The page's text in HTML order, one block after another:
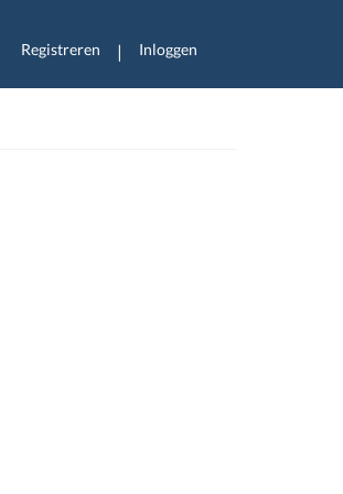
Registreren | Inloggen